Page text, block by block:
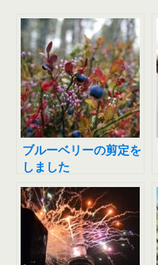
ブルーベリーの剪定を
しました